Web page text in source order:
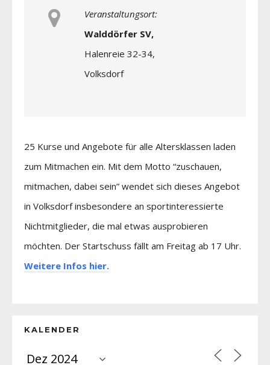
Veranstaltungsort:
Walddörfer SV,
Halenreie 32-34,
Volksdorf
25 Kurse und Angebote für alle Altersklassen laden
zum Mitmachen ein. Mit dem Motto “zuschauen,
mitmachen, dabei sein” wendet sich dieses Angebot
in Volksdorf insbesondere an sportinteressierte
Nichtmitglieder, die mal etwas ausprobieren
möchten. Der Startschuss fällt am Freitag ab 17 Uhr.
Weitere Infos hier.
KALENDER